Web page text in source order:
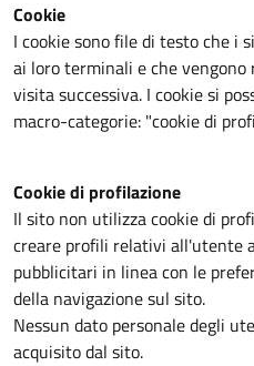
Cookie
I cookie sono file di testo che
ai loro terminali e che
visita successiva. I cookie si
macro-categorie: "cookie di
Cookie di profilazione
Il sito non utilizza cookie di
creare profili relativi all'utente
pubblicitari in linea con le
della navigazione sul sito.
Nessun dato personale degli
acquisito dal sito.